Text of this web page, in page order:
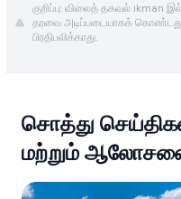
குறிப்பு: விலைத் தகவல் ikman
தரவை அடிப்படையாகக்
பிரதிபலிக்காது.
சொத்து
மற்றும்